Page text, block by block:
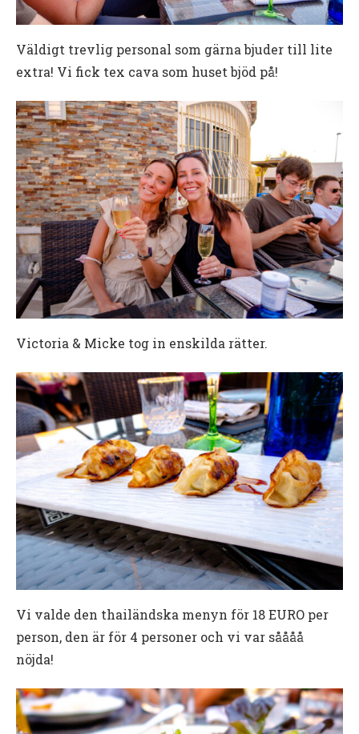
Väldigt trevlig personal som gärna bjuder till lite
extra! Vi fick tex cava som huset bjöd på!
Victoria & Micke tog in enskilda rätter.
Vi valde den thailändska menyn för 18 EURO per
person, den är för 4 personer och vi var såååå
nöjda!